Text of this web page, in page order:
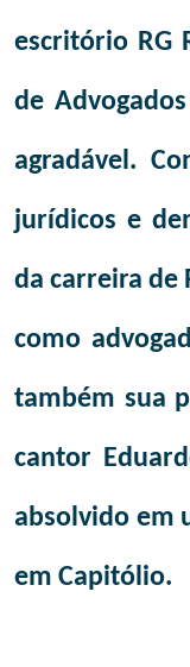
escritório RG
de
agradável.
jurídicos e
da carreira de
como
também sua
cantor
absolvido em
em Capitólio.